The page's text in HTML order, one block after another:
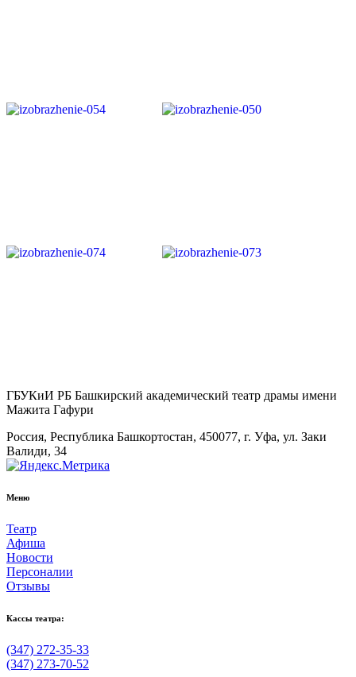
ГБУКиИ РБ Башкирский академический театр драмы имени
Мажита Гафури
Россия, Республика Башкортостан, 450077, г. Уфа, ул. Заки
Валиди, 34
Меню
Театр
Афиша
Новости
Персоналии
Отзывы
Кассы театра:
(347) 272-35-33
(347) 273-70-52